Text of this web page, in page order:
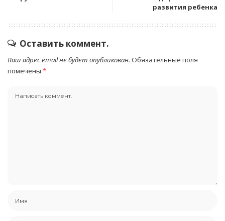
развития ребенка
Оставить коммент.
Ваш адрес email не будет опубликован. Обязательные поля
помечены *